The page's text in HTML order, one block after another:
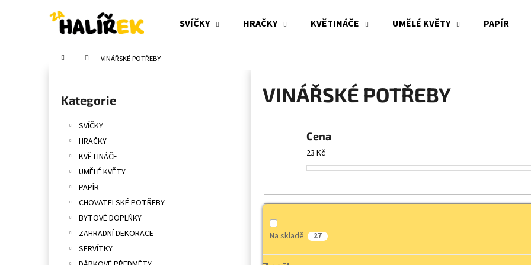
SVÍČKY HRAČKY KVĚTINÁČE UMĚLÉ KVĚTY PAPÍR
Domů VINÁŘSKÉ POTŘEBY
Přeskočit
kategorie
Kategorie
SVÍČKY
HRAČKY
KVĚTINÁČE
UMĚLÉ KVĚTY
PAPÍR
CHOVATELSKÉ POTŘEBY
BYTOVÉ DOPLŇKY
ZAHRADNÍ DEKORACE
SERVÍTKY
VINÁŘSKÉ POTŘEBY
Cena
23 Kč
Na skladě 27
Zpět
Zpět
Doporučujeme